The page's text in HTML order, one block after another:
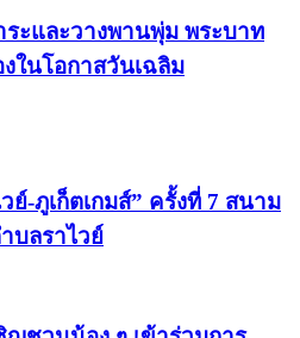
ระและวางพานพุ่ม พระบาท
งในโอกาสวันเฉลิม
ย์-ภูเก็ตเกมส์” ครั้งที่ 7 สนาม
บลราไวย์